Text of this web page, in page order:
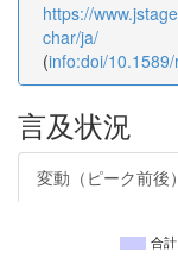
https://
char/ja/
(info:doi/
言及状況
変動（ピーク前後）
合計